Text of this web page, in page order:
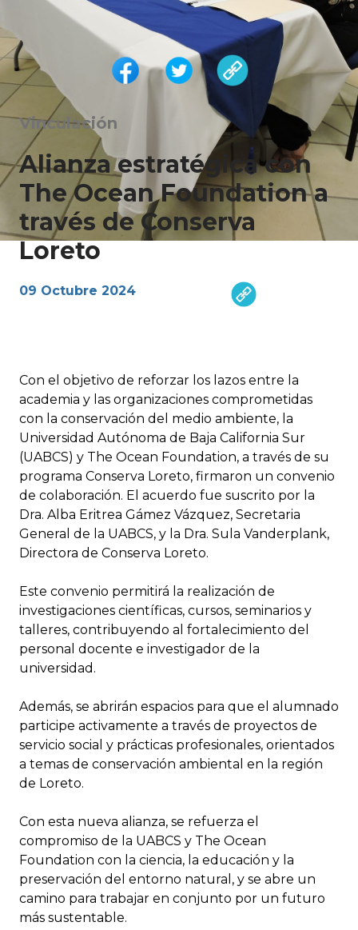
Vinculación
Alianza estratégica con
The Ocean Foundation a
través de Conserva
Loreto
09 Octubre 2024
Con el objetivo de reforzar los lazos entre la
academia y las organizaciones comprometidas
con la conservación del medio ambiente, la
Universidad Autónoma de Baja California Sur
(UABCS) y The Ocean Foundation, a través de su
programa Conserva Loreto, firmaron un convenio
de colaboración. El acuerdo fue suscrito por la
Dra. Alba Eritrea Gámez Vázquez, Secretaria
General de la UABCS, y la Dra. Sula Vanderplank,
Directora de Conserva Loreto.
Este convenio permitirá la realización de
investigaciones científicas, cursos, seminarios y
talleres, contribuyendo al fortalecimiento del
personal docente e investigador de la
universidad.
Además, se abrirán espacios para que el alumnado
participe activamente a través de proyectos de
servicio social y prácticas profesionales, orientados
a temas de conservación ambiental en la región
de Loreto.
Con esta nueva alianza, se refuerza el
compromiso de la UABCS y The Ocean
Foundation con la ciencia, la educación y la
preservación del entorno natural, y se abre un
camino para trabajar en conjunto por un futuro
más sustentable.